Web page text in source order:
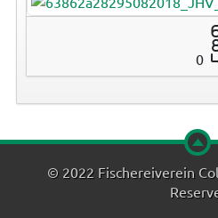
0
© 2022 Fischereiverein